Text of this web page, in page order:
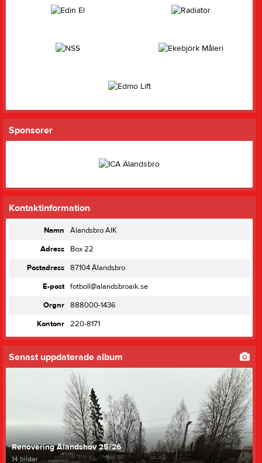
Sponsorer
Kontaktinformation
Namn
Älandsbro AIK
Adress
Box 22
Postadress
87104 Älandsbro
E-post
fotboll@alandsbroaik.se
Orgnr
888000-1436
Kontonr
220-8171
Senast uppdaterade album
Renovering Älandshov 25/26
14 bilder